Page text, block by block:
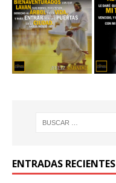
ENTRADAS RECIENTES